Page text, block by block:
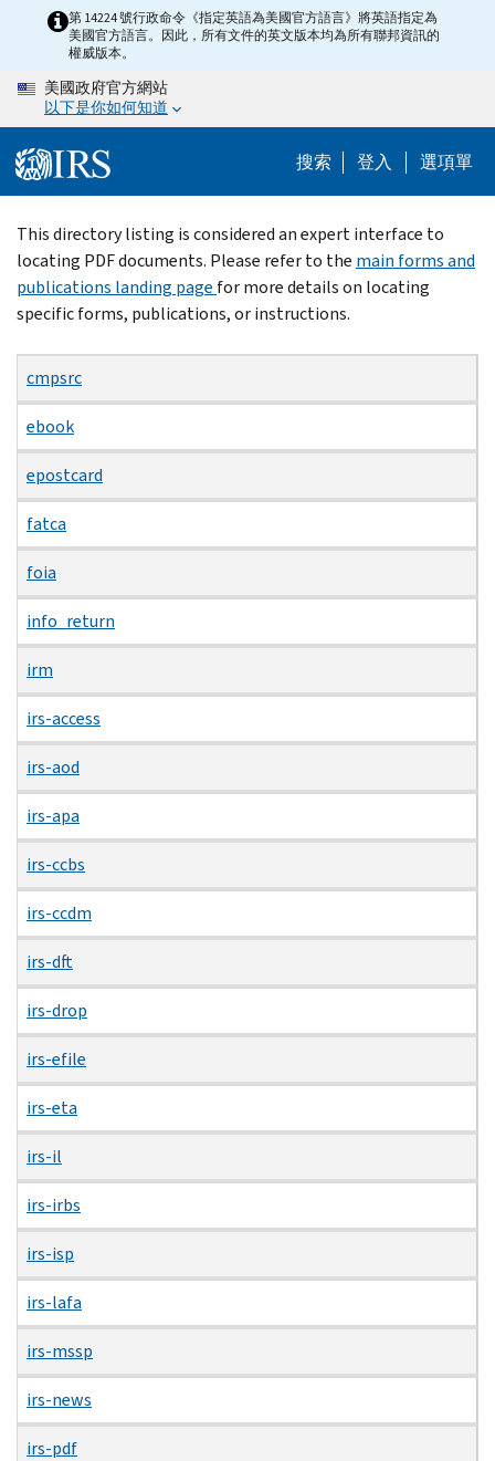
content
第 14224 號行政命令《指定英語為美國官方語言》將英語指定為
美國官方語言。因此，所有文件的英文版本均為所有聯邦資訊的
權威版本。
美國政府官方網站
以下是你如何知道
搜索 登入 選項單
Beginning
of
main
content
This directory listing is considered an expert interface to
locating PDF documents. Please refer to the main forms and
publications landing page for more details on locating
specific forms, publications, or instructions.
cmpsrc
ebook
epostcard
fatca
foia
info_return
irm
irs-access
irs-aod
irs-apa
irs-ccbs
irs-ccdm
irs-dft
irs-drop
irs-efile
irs-eta
irs-il
irs-irbs
irs-isp
irs-lafa
irs-mssp
irs-news
irs-pdf